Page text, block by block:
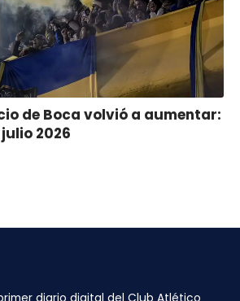
de Boca volvió a aumentar:
2026